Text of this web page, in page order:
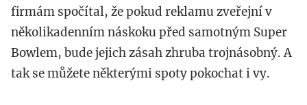
firmám spočítal, že pokud reklamu zveřejní v
několikadenním náskoku před samotným Super
Bowlem, bude jejich zásah zhruba trojnásobný. A
tak se můžete některými spoty pokochat i vy.